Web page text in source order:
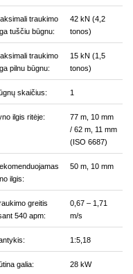
traukimo
tuščiu būgnu:
42 kN (4,2
tonos)
traukimo
pilnu būgnu:
15 kN (1,5
tonos)
skaičius: 1
ilgis ritėje:
77 m, 10 mm
/ 62 m, 11 mm
(ISO 6687)
ilgis:
50 m, 10 mm
greitis
540 apm:
0,67 – 1,71
m/s
1:5,18
galia: 28 kW